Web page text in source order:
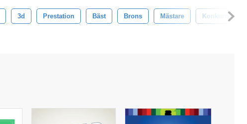
3d Prestation Bäst Brons Mästare Konkurrens